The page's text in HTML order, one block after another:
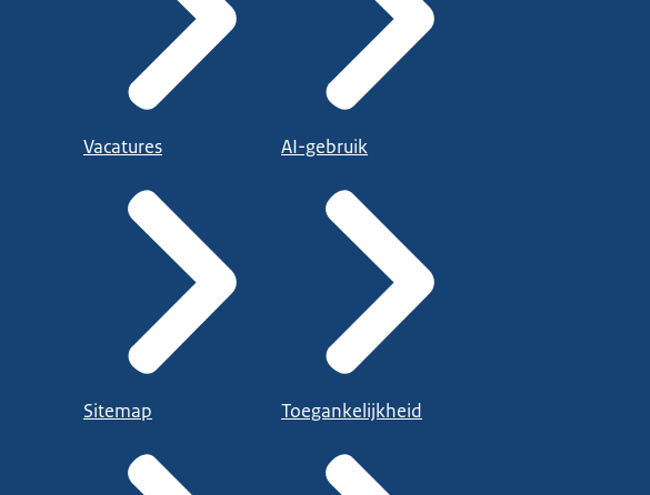
Vacatures
Sitemap
AI-gebruik
Toegankelijkheid